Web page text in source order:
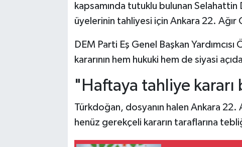
kapsamında tutuklu bulunan
üyelerinin tahliyesi için Ankara 22.
DEM Parti Eş Genel Başkan
kararının hem hukuki hem de siyasi
"Haftaya tahliye
Türkdoğan, dosyanın halen Ankara 22.
henüz gerekçeli kararın taraflarına